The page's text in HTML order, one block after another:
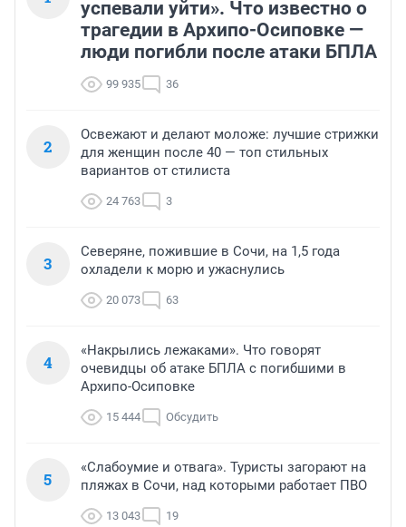
успевали уйти». Что известно о
трагедии в Архипо-Осиповке —
люди погибли после атаки БПЛА
99 935 36
2
Освежают и делают моложе: лучшие стрижки
для женщин после 40 — топ стильных
вариантов от стилиста
24 763 3
3
Северяне, пожившие в Сочи, на 1,5 года
охладели к морю и ужаснулись
20 073 63
4
«Накрылись лежаками». Что говорят
очевидцы об атаке БПЛА с погибшими в
Архипо-Осиповке
15 444 Обсудить
5
«Слабоумие и отвага». Туристы загорают на
пляжах в Сочи, над которыми работает ПВО
13 043 19